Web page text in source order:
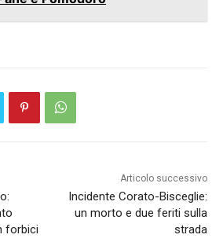
forbici
Articolo successivo
Incidente Corato-Bisceglie:
un morto e due feriti sulla
strada